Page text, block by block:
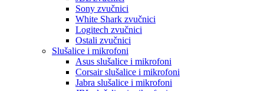
Sony zvučnici
White Shark zvučnici
Logitech zvučnici
Ostali zvučnici
Slušalice i mikrofoni
Asus slušalice i mikrofoni
Corsair slušalice i mikrofoni
Jabra slušalice i mikrofoni